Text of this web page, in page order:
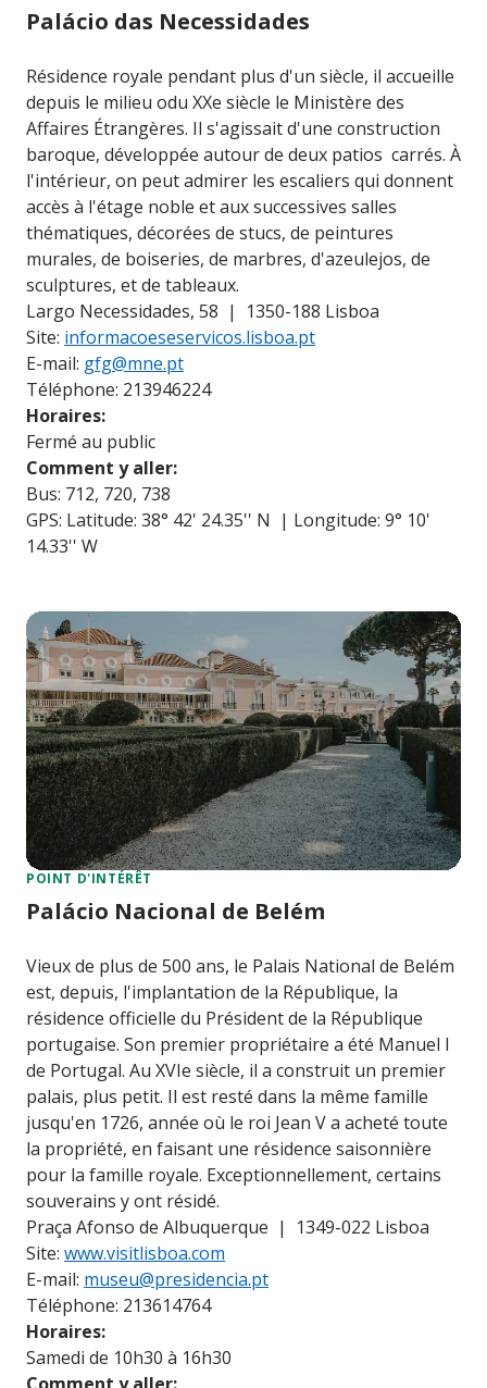
Palácio das Necessidades
Résidence royale pendant plus d'un siècle, il accueille
depuis le milieu odu XXe siècle le Ministère des
Affaires Étrangères. Il s'agissait d'une construction
baroque, développée autour de deux patios carrés. À
l'intérieur, on peut admirer les escaliers qui donnent
accès à l'étage noble et aux successives salles
thématiques, décorées de stucs, de peintures
murales, de boiseries, de marbres, d'azeulejos, de
sculptures, et de tableaux.
Largo Necessidades, 58 | 1350-188 Lisboa
Site: informacoeseservicos.lisboa.pt
E-mail: gfg@mne.pt
Téléphone: 213946224
Horaires:
Fermé au public
Comment y aller:
Bus: 712, 720, 738
GPS: Latitude: 38° 42' 24.35'' N | Longitude: 9° 10'
14.33'' W
POINT D'INTÉRÊT
Palácio Nacional de Belém
Vieux de plus de 500 ans, le Palais National de Belém
est, depuis, l'implantation de la République, la
résidence officielle du Président de la République
portugaise. Son premier propriétaire a été Manuel I
de Portugal. Au XVIe siècle, il a construit un premier
palais, plus petit. Il est resté dans la même famille
jusqu'en 1726, année où le roi Jean V a acheté toute
la propriété, en faisant une résidence saisonnière
pour la famille royale. Exceptionnellement, certains
souverains y ont résidé.
Praça Afonso de Albuquerque | 1349-022 Lisboa
Site: www.visitlisboa.com
E-mail: museu@presidencia.pt
Téléphone: 213614764
Horaires:
Samedi de 10h30 à 16h30